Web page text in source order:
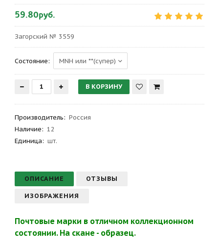
59.80руб.
Загорский № 3559
Состояние:
Производитель: Россия
Наличие: 12
Единица: шт.
ОПИСАНИЕ ОТЗЫВЫ
ИЗОБРАЖЕНИЯ
Почтовые марки в отличном коллекционном
состоянии. На скане - образец.